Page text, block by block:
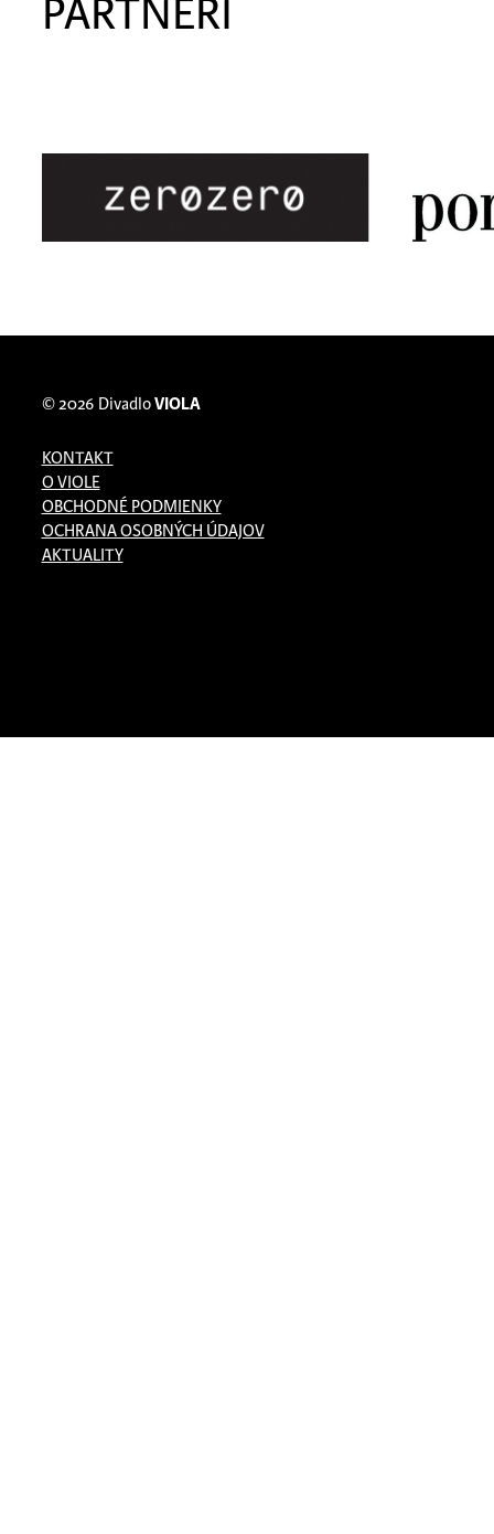
PARTNERI
© 2026 DivadloVIOLA
KONTAKT
O VIOLE
OBCHODNÉ PODMIENKY
OCHRANA OSOBNÝCH ÚDAJOV
AKTUALITY